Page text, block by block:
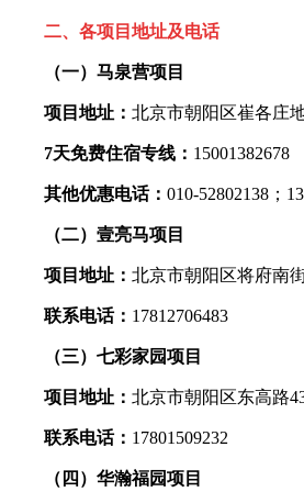
二、各项目地址及电话
（一）马泉营项目
项目地址： 北京市朝阳区崔各庄
7天免费住宿专线： 15001382678
其他优惠电话： 010-52802138；
（二）壹亮马项目
项目地址： 北京市朝阳区将府南
联系电话： 17812706483
（三）七彩家园项目
项目地址： 北京市朝阳区东高路
联系电话： 17801509232
（四）华瀚福园项目